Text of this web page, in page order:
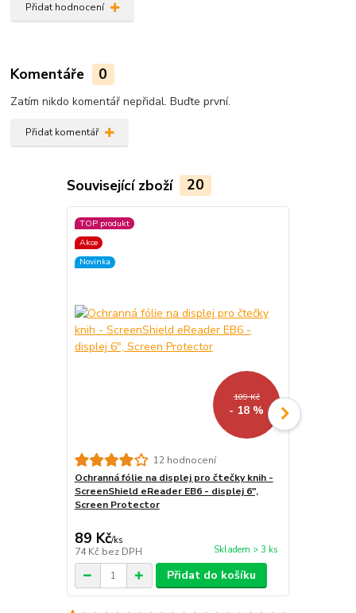
Přidat hodnocení
Komentáře 0
Zatím nikdo komentář nepřidal. Buďte první.
Přidat komentář
Související zboží 20
TOP produkt
Akce
Novinka
109 Kč
- 18 %
12 hodnocení
Ochranná fólie na displej pro čtečky knih -
ScreenShield eReader EB6 - displej 6",
Screen Protector
89 Kč/ks
74 Kč bez DPH Skladem > 3 ks
Přidat do košíku